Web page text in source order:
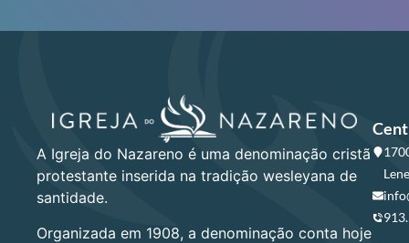
A Igreja do Nazareno é uma denominação cristã
protestante inserida na tradição wesleyana de
santidade.
Organizada em 1908, a denominação conta hoje